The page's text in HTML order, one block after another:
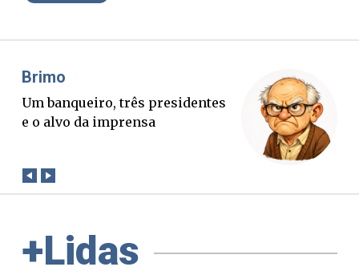
Misael Elias
O Boato corre mais rápido que a
verdade. Mas quem paga a
+Lidas